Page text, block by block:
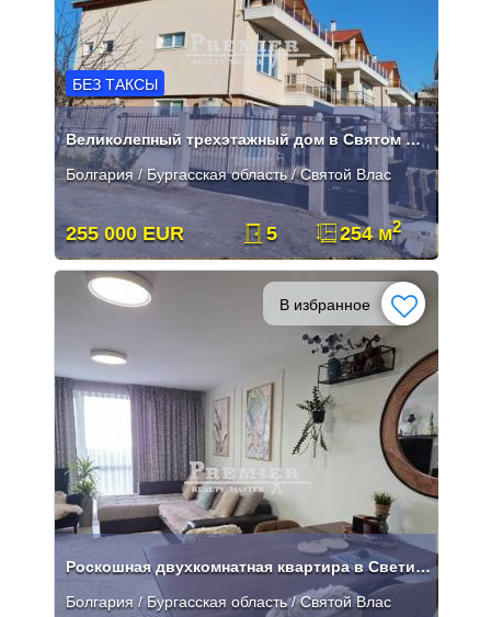
БЕЗ ТАКСЫ
Великолепный трехэтажный дом в Святом Власе
Болгария / Бургасская область / Святой Влас
255 000 EUR 5 254 м2
В избранное
Роскошная двухкомнатная квартира в Свети Влас с видом на море.
Болгария / Бургасская область / Святой Влас